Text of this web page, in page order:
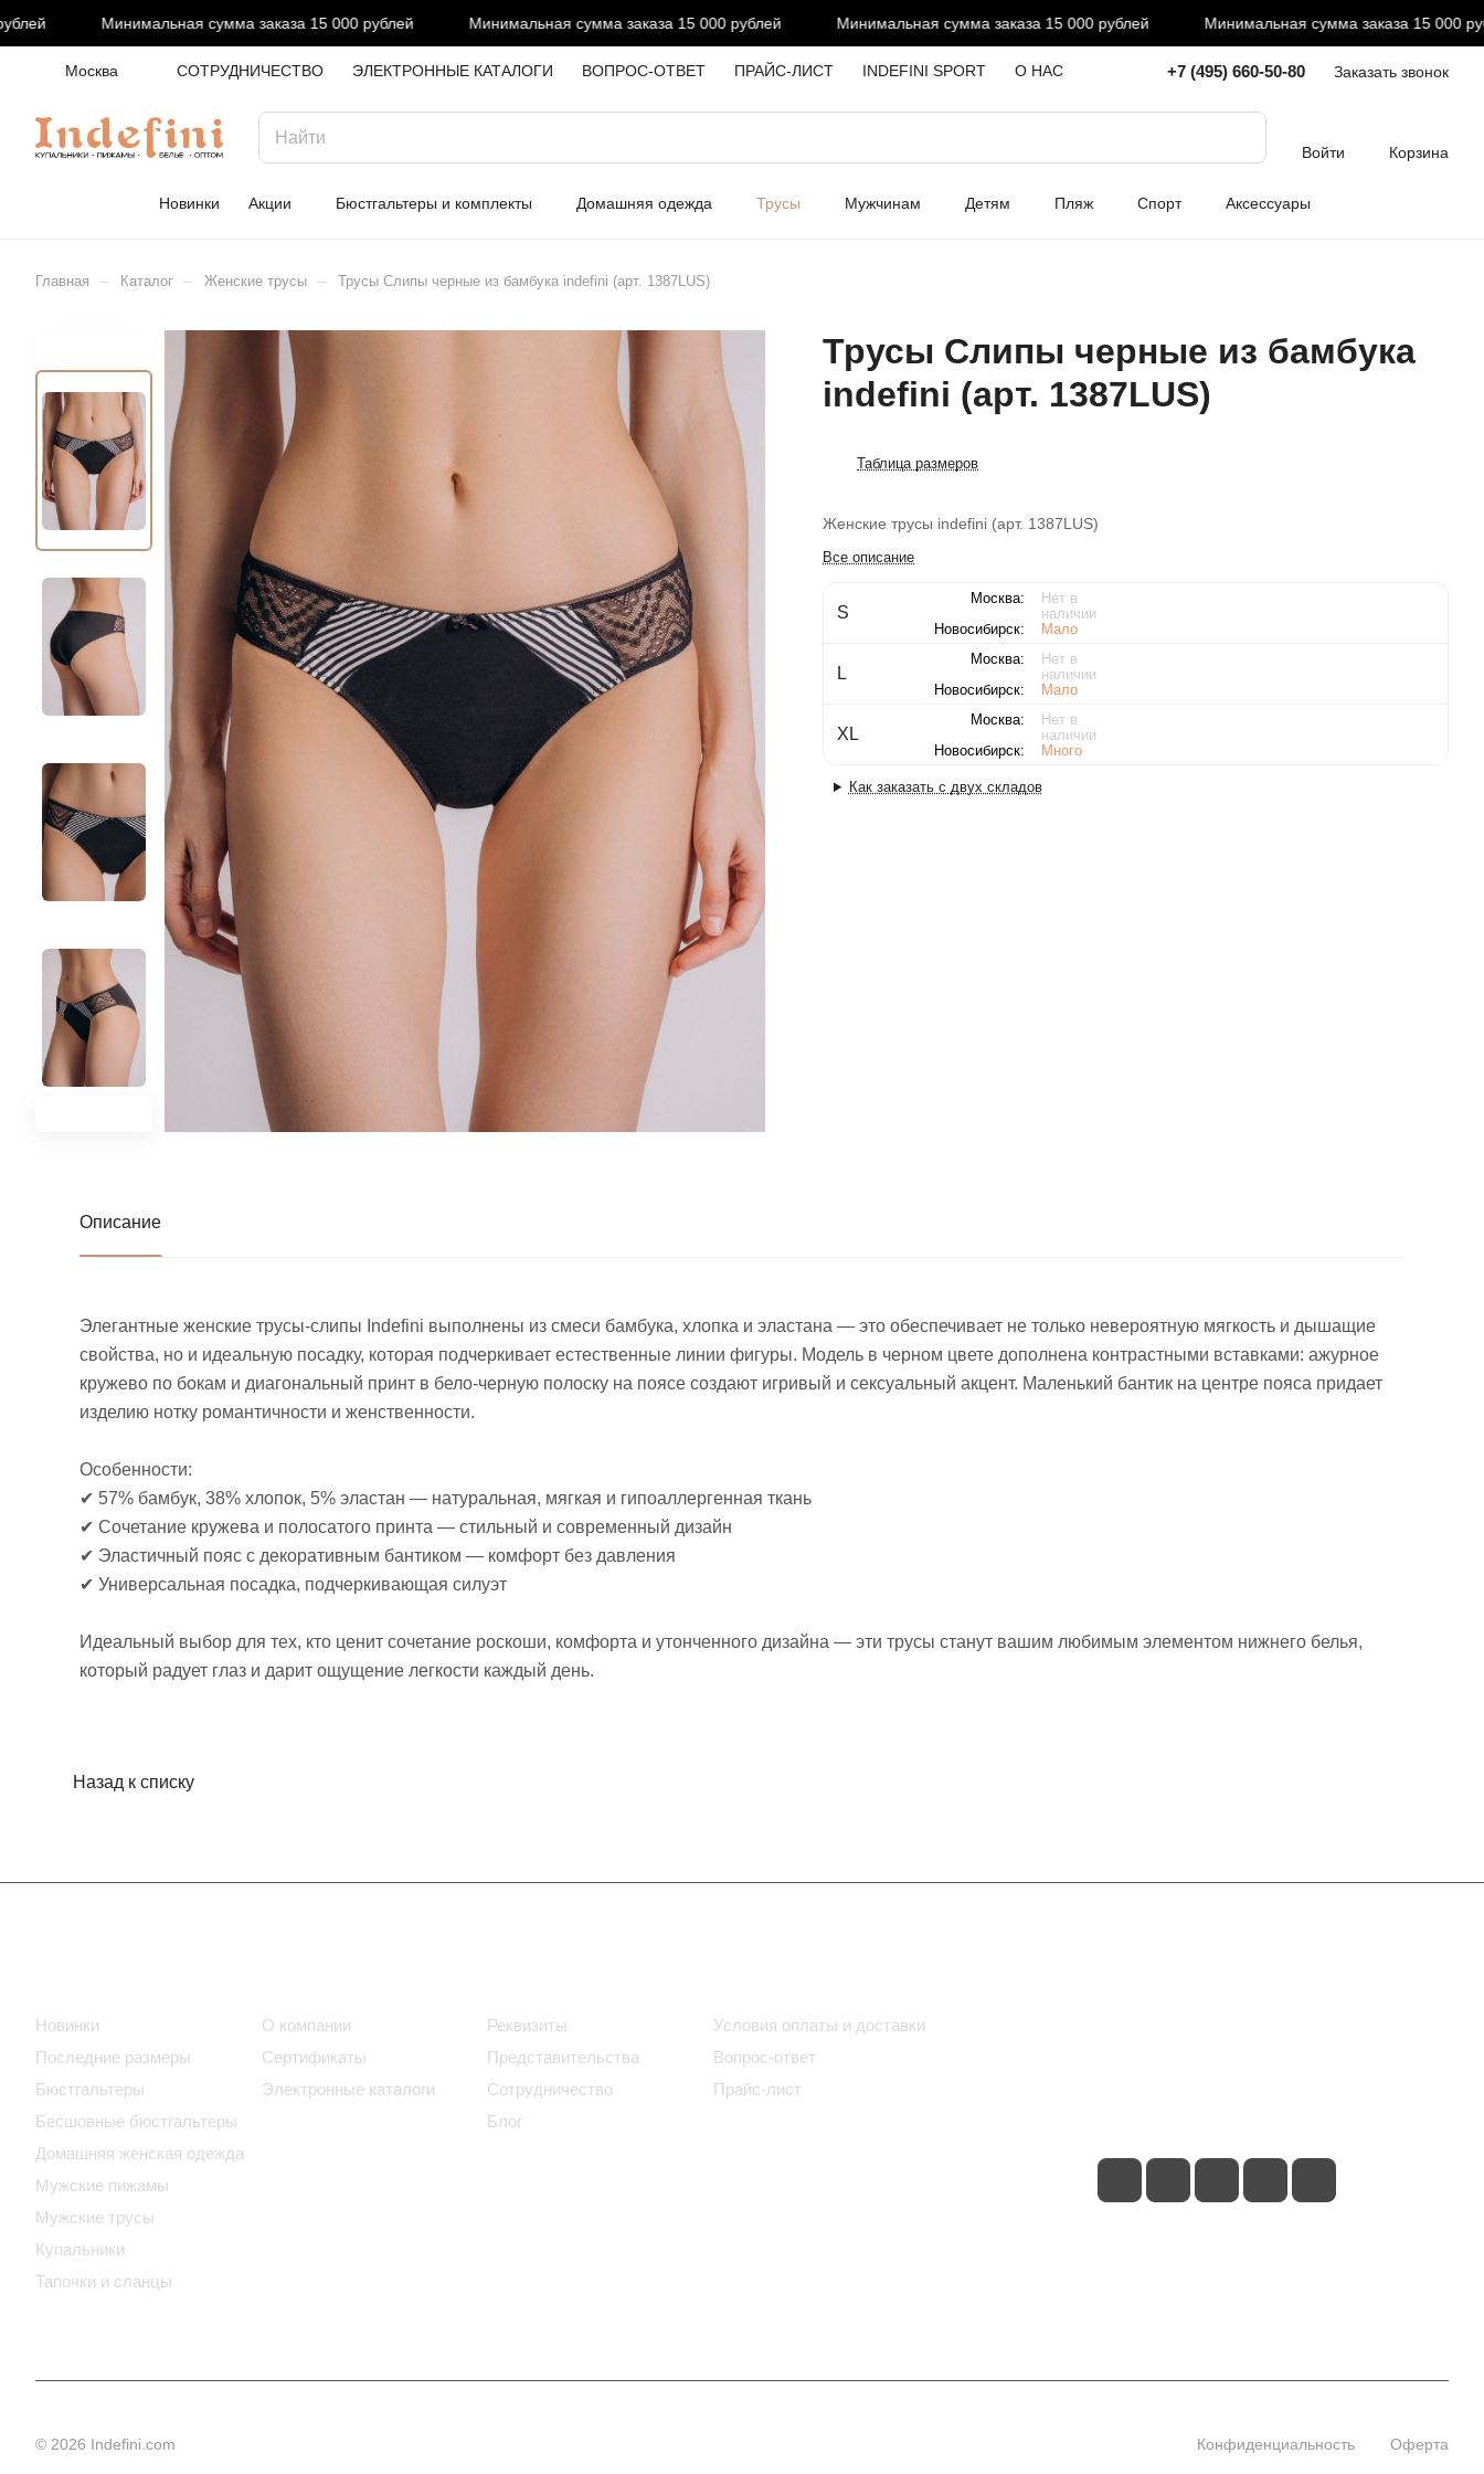
Минимальная сумма заказа 15 000 рублей Минимальная сумма заказа 15 000 рублей Минимальная сумма заказа 15 000 рублей Минимальная сумма заказа 15 000
Москва СОТРУДНИЧЕСТВО ЭЛЕКТРОННЫЕ КАТАЛОГИ ВОПРОС-ОТВЕТ ПРАЙС-ЛИСТ INDEFINI SPORT О НАС +7 (495) 660-50-80 Заказать звонок
Войти Корзина
Новинки Акции Бюстгальтеры и комплекты Домашняя одежда Трусы Мужчинам Детям Пляж Спорт Аксессуары
Главная – Каталог – Женские трусы – Трусы Слипы черные из бамбука indefini (арт. 1387LUS)
Трусы Слипы черные из бамбука
indefini (арт. 1387LUS)
Таблица размеров
Женские трусы indefini (арт. 1387LUS)
Все описание
S
Москва:
Нет в
наличии
Новосибирск:
Мало
L
Москва:
Нет в
наличии
Новосибирск:
Мало
XL
Москва:
Нет в
наличии
Новосибирск:
Много
Как заказать с двух складов
Описание
Элегантные женские трусы-слипы Indefini выполнены из смеси бамбука, хлопка и эластана — это обеспечивает не только невероятную мягкость и дышащие
свойства, но и идеальную посадку, которая подчеркивает естественные линии фигуры. Модель в черном цвете дополнена контрастными вставками: ажурное
кружево по бокам и диагональный принт в бело-черную полоску на поясе создают игривый и сексуальный акцент. Маленький бантик на центре пояса придает
изделию нотку романтичности и женственности.
Особенности:
✔ 57% бамбук, 38% хлопок, 5% эластан — натуральная, мягкая и гипоаллергенная ткань
✔ Сочетание кружева и полосатого принта — стильный и современный дизайн
✔ Эластичный пояс с декоративным бантиком — комфорт без давления
✔ Универсальная посадка, подчеркивающая силуэт
Идеальный выбор для тех, кто ценит сочетание роскоши, комфорта и утонченного дизайна — эти трусы станут вашим любимым элементом нижнего белья,
который радует глаз и дарит ощущение легкости каждый день.
Назад к списку
Новинки
Последние размеры
Бюстгальтеры
Бесшовные бюстгальтеры
Домашняя женская одежда
Мужские пижамы
Мужские трусы
Купальники
Тапочки и сланцы
О компании
Сертификаты
Электронные каталоги
Реквизиты
Представительства
Сотрудничество
Блог
Условия оплаты и доставки
Вопрос-ответ
Прайс-лист
© 2026 Indefini.com Конфиденциальность Оферта